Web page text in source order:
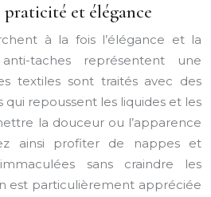
praticité et élégance
à la fois l’élégance et la
taches représentent une
textiles sont traités avec des
repoussent les liquides et les
la douceur ou l’apparence
ainsi profiter de nappes et
sans craindre les
est particulièrement appréciée